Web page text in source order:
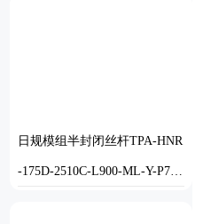
日规模组半封闭丝杆TPA-HNR
-175D-2510C-L900-ML-Y-P75-